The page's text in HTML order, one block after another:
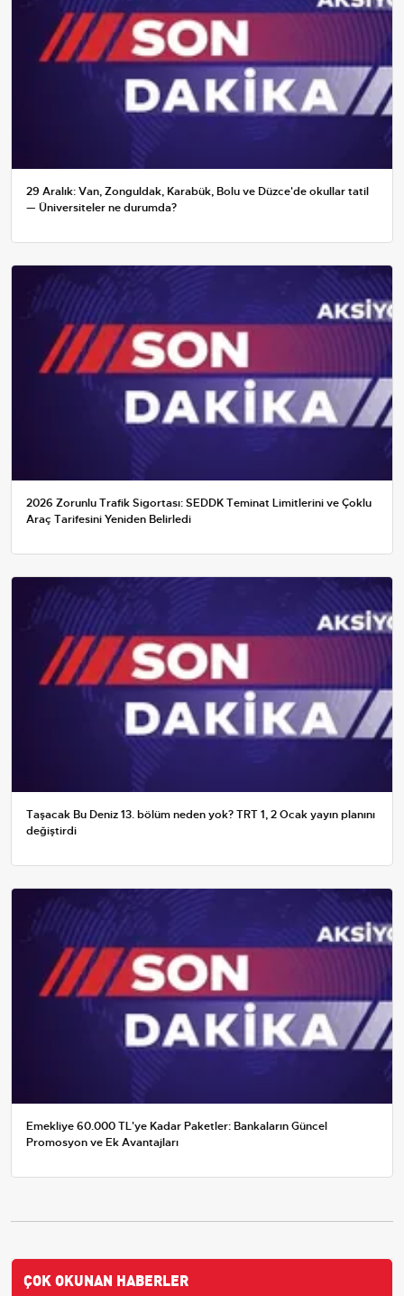
29 Aralık: Van, Zonguldak, Karabük, Bolu ve Düzce'de okullar tatil
— Üniversiteler ne durumda?
2026 Zorunlu Trafik Sigortası: SEDDK Teminat Limitlerini ve Çoklu
Araç Tarifesini Yeniden Belirledi
Taşacak Bu Deniz 13. bölüm neden yok? TRT 1, 2 Ocak yayın planını
değiştirdi
Emekliye 60.000 TL'ye Kadar Paketler: Bankaların Güncel
Promosyon ve Ek Avantajları
ÇOK OKUNAN HABERLER